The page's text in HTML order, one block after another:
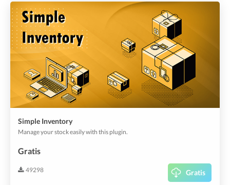
Simple Inventory
Manage your stock easily with this plugin.
Gratis
49298 Gratis